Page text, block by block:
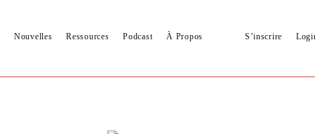
Nouvelles Ressources Podcast À Propos S’inscrire